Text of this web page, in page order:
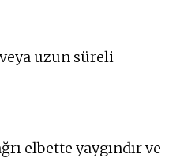
uzun süreli
elbette yaygındır ve